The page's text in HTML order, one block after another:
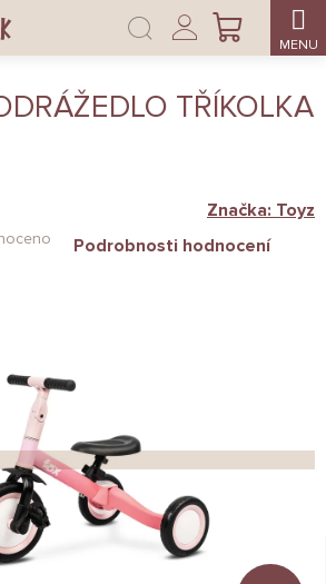
NÁKUPNÍ
Přihlášení
TŘÍKOLKA
Podrobnosti hodnocení
Značka: Toyz